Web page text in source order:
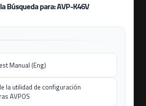
Búsqueda para: AVP-K46V
Manual (Eng)
la utilidad de configuración
AVPOS